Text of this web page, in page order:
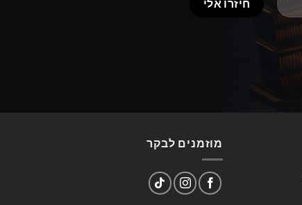
מוזמנים לבקר